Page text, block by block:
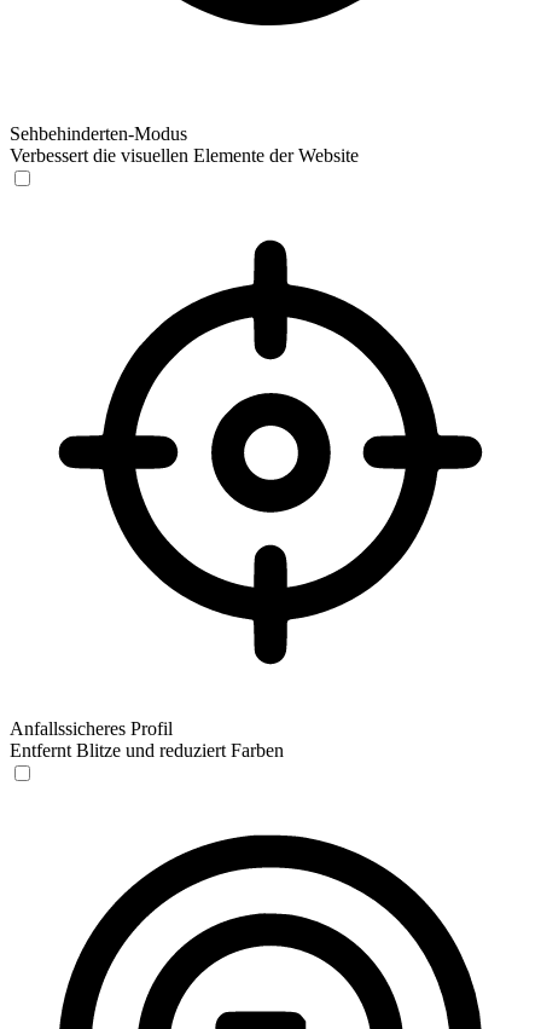
Sehbehinderten-Modus
Verbessert die visuellen Elemente der Website
Anfallssicheres Profil
Entfernt Blitze und reduziert Farben